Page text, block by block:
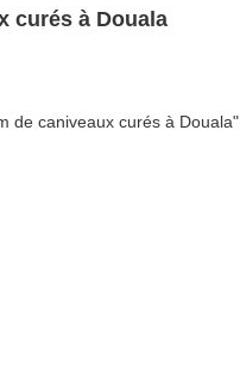
curés à Douala